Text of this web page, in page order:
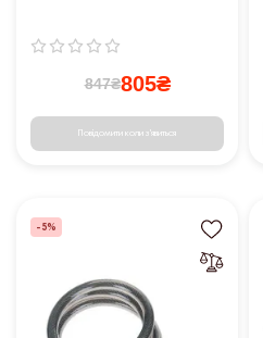
847₴805₴
Повідомити коли з'явиться
-5%